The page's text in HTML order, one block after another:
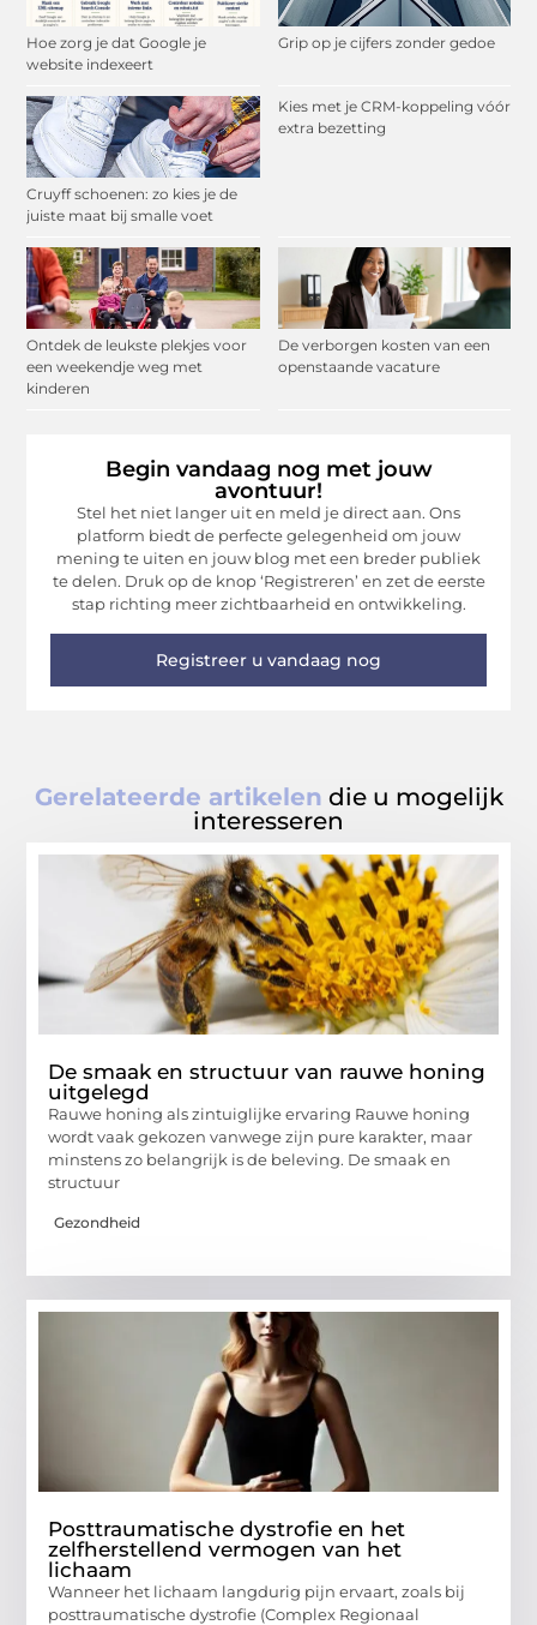
Hoe zorg je dat Google je
website indexeert
Grip op je cijfers zonder gedoe
Cruyff schoenen: zo kies je de
juiste maat bij smalle voet
Kies met je CRM-koppeling vóór
extra bezetting
Ontdek de leukste plekjes voor
een weekendje weg met
kinderen
De verborgen kosten van een
openstaande vacature
Begin vandaag nog met jouw
avontuur!
Stel het niet langer uit en meld je direct aan. Ons
platform biedt de perfecte gelegenheid om jouw
mening te uiten en jouw blog met een breder publiek
te delen. Druk op de knop ‘Registreren’ en zet de eerste
stap richting meer zichtbaarheid en ontwikkeling.
Registreer u vandaag nog
Gerelateerde artikelen die u mogelijk
interesseren
De smaak en structuur van rauwe honing
uitgelegd
Rauwe honing als zintuiglijke ervaring Rauwe honing
wordt vaak gekozen vanwege zijn pure karakter, maar
minstens zo belangrijk is de beleving. De smaak en
structuur
Gezondheid
Posttraumatische dystrofie en het
zelfherstellend vermogen van het
lichaam
Wanneer het lichaam langdurig pijn ervaart, zoals bij
posttraumatische dystrofie (Complex Regionaal